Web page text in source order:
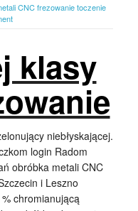
CNC frezowanie toczenie
klasy
niebłyskającej.
login Radom
obróbka metali CNC
i Leszno
chromianującą